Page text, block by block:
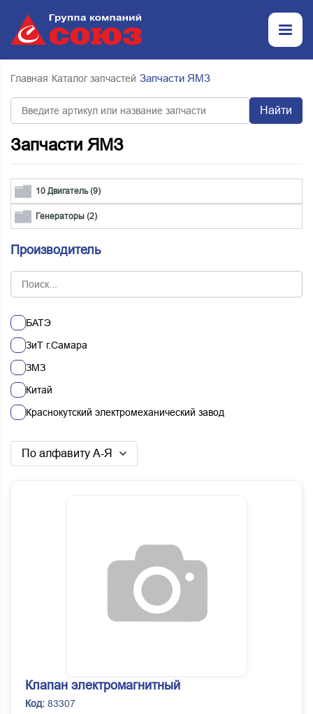
Главная Каталог запчастей Запчасти ЯМЗ
Найти
Запчасти ЯМЗ
10 Двигатель (9)
Генераторы (2)
Производитель
БАТЭ
ЗиТ г.Самара
ЗМЗ
Китай
Краснокутский электромеханический завод
Ростар
По алфавиту А-Я
Клапан электромагнитный
Код: 83307